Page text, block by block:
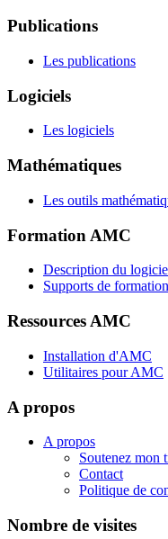
Publications
Les publications
Logiciels
Les logiciels
Mathématiques
Les outils
Formation AMC
Description du
Supports de
Ressources AMC
Installation d'AMC
Utilitaires pour AMC
A propos
A propos
Soutenez mon
Contact
Politique de
Nombre de visites